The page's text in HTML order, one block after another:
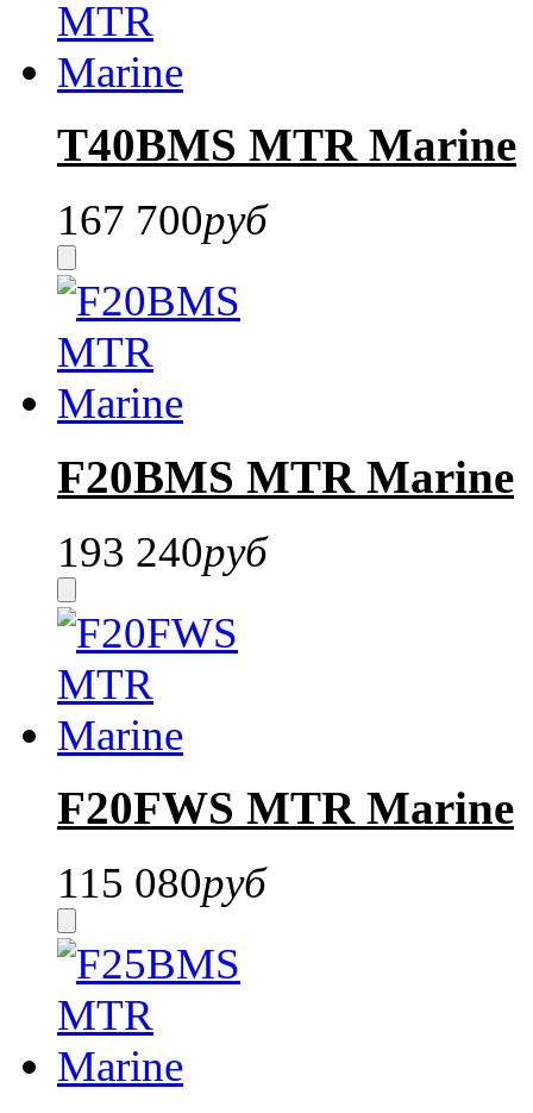
T40BMS MTR Marine
167 700руб
F20BMS MTR Marine
193 240руб
F20FWS MTR Marine
115 080руб